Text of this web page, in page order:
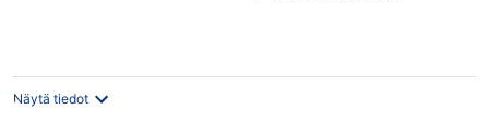
Näytä tiedot